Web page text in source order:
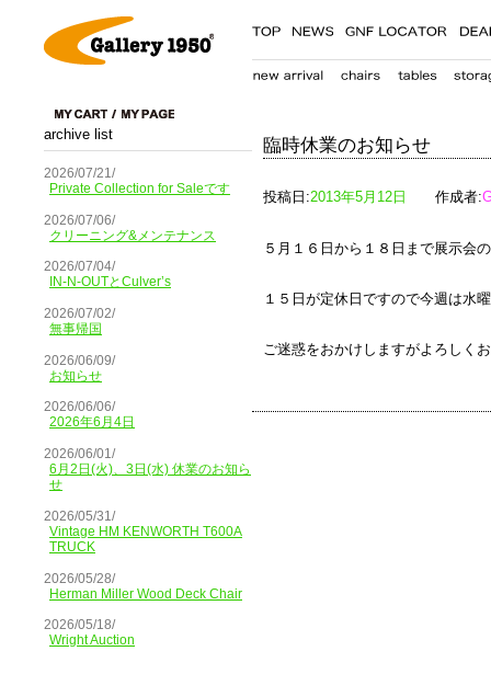
archive list
2026/07/21/
Private Collection for Saleです
2026/07/06/
クリーニング&メンテナンス
2026/07/04/
IN-N-OUTとCulver’s
2026/07/02/
無事帰国
2026/06/09/
お知らせ
2026/06/06/
2026年6月4日
2026/06/01/
6月2日(火)、3日(水) 休業のお知ら
せ
2026/05/31/
Vintage HM KENWORTH T600A
TRUCK
2026/05/28/
Herman Miller Wood Deck Chair
2026/05/18/
Wright Auction
臨時休業のお知らせ
投稿日:2013年5月12日 作成者:
５月１６日から１８日まで展示会
１５日が定休日ですので今週は水
ご迷惑をおかけしますがよろしく